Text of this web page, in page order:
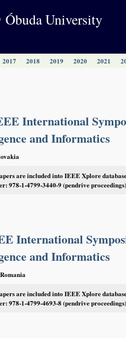
Óbuda University
2017 2018 2019 2020 2021
International
and Informatics
are included into IEEE Xplore
978-1-4799-3440-9 (pendrive
International
and Informatics
are included into IEEE Xplore
978-1-4799-4693-8 (pendrive proceedings)